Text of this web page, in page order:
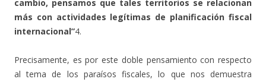
cambio, pensamos que tales territorios se relacionan
más con actividades legítimas de planificación fiscal
internacional”4.
Precisamente, es por este doble pensamiento con respecto
al tema de los paraísos fiscales, lo que nos demuestra